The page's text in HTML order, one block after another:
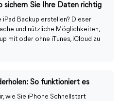
sichern Sie Ihre Daten richtig
iPad Backup erstellen? Dieser
und nützliche Möglichkeiten,
mit oder ohne iTunes, iCloud zu
So funktioniert es
wie Sie iPhone Schnellstart